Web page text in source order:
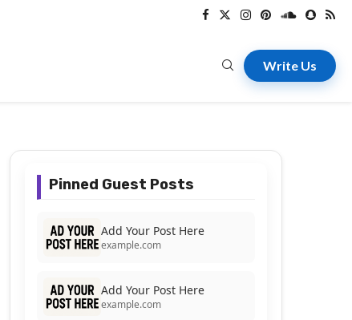
Write Us
Pinned Guest Posts
Add Your Post Here
example.com
Add Your Post Here
example.com